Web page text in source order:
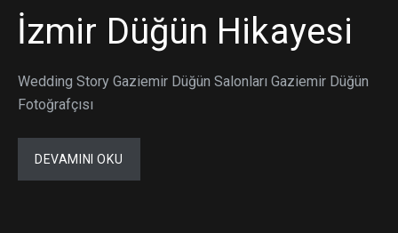
İzmir Düğün Hikayesi
Wedding Story Gaziemir Düğün Salonları Gaziemir Düğün
Fotoğrafçısı
DEVAMINI OKU